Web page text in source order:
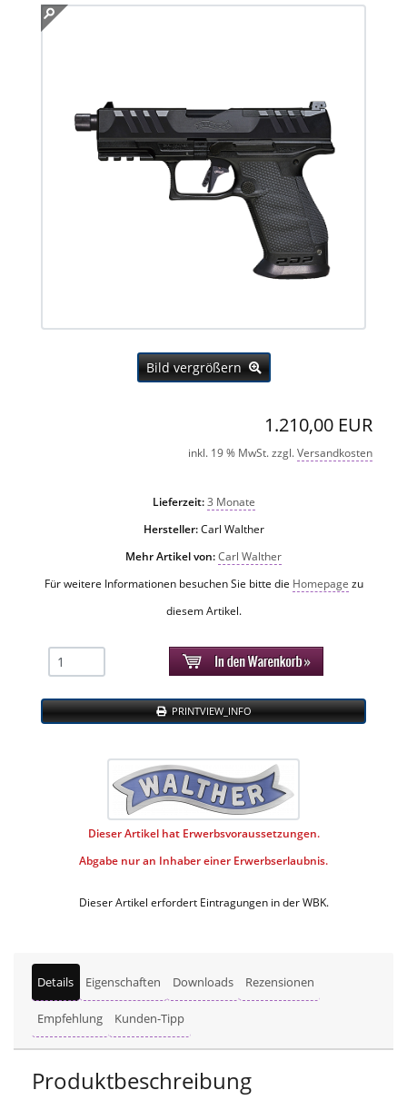
Bild vergrößern
1.210,00 EUR
inkl. 19 % MwSt. zzgl.Versandkosten
Lieferzeit: 3 Monate
Hersteller: Carl Walther
Mehr Artikel von:Carl Walther
Für weitere Informationen besuchen Sie bitte die Homepage zu
diesem Artikel.
PRINTVIEW_INFO
Dieser Artikel hat Erwerbsvoraussetzungen.
Abgabe nur an Inhaber einer Erwerbserlaubnis.
Dieser Artikel erfordert Eintragungen in der WBK.
Details Eigenschaften Downloads Rezensionen
Empfehlung Kunden-Tipp
Produktbeschreibung